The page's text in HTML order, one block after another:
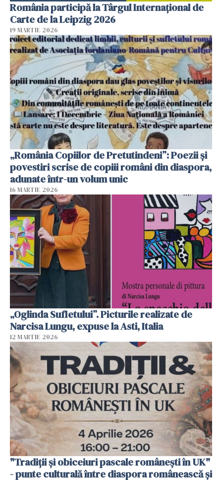
România participă la Târgul Internațional de
Carte de la Leipzig 2026
19 MARTIE 2026
„România Copiilor de Pretutindeni”: Poezii și
povestiri scrise de copiii români din diaspora,
adunate într-un volum unic
16 MARTIE 2026
„Oglinda Sufletului”. Picturile realizate de
Narcisa Lungu, expuse la Asti, Italia
12 MARTIE 2026
"Tradiții și obiceiuri pascale românești în UK"
- punte culturală între diaspora românească și